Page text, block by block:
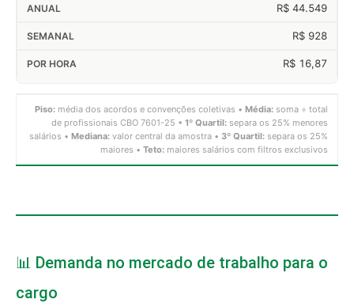
R$ 44.549
R$ 928
R$ 16,87
Piso: média dos acordos e convenções coletivas • Média: soma ÷ total
de profissionais CBO 7601-25 • 1º Quartil: separa os 25% menores
salários • Mediana: valor central da amostra • 3º Quartil: separa os 25%
maiores • Teto: maiores salários com filtros exclusivos
📊 Demanda no mercado de trabalho para o
cargo